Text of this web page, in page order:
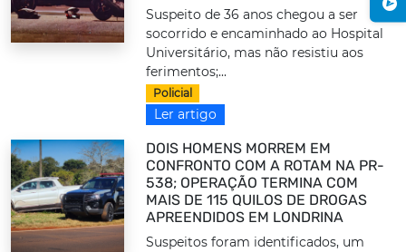
Suspeito de 36 anos chegou a ser
socorrido e encaminhado ao Hospital
Universitário, mas não resistiu aos
ferimentos;...
Policial
Ler artigo
DOIS HOMENS MORREM EM
CONFRONTO COM A ROTAM NA PR-
538; OPERAÇÃO TERMINA COM
MAIS DE 115 QUILOS DE DROGAS
APREENDIDOS EM LONDRINA
Suspeitos foram identificados, um